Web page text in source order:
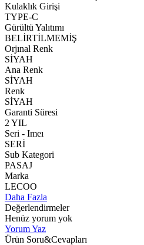
Kulaklık Girişi
TYPE-C
Gürültü Yalıtımı
BELİRTİLMEMİŞ
Orjınal Renk
SİYAH
Ana Renk
SİYAH
Renk
SİYAH
Garanti Süresi
2 YIL
Seri - Imeı
SERİ
Sub Kategori
PASAJ
Marka
LECOO
Daha Fazla
Değerlendirmeler
Henüz yorum yok
Yorum Yaz
Ürün Soru&Cevapları